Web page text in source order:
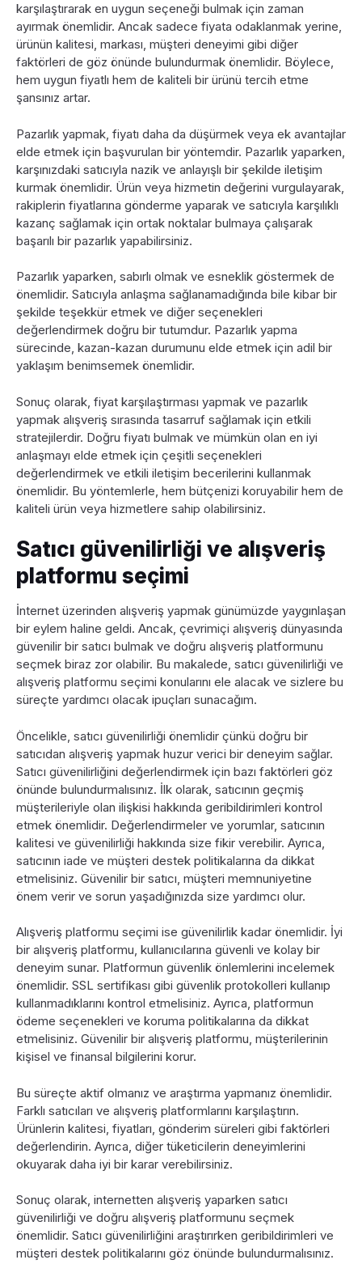
karşılaştırarak en uygun seçeneği bulmak için zaman
ayırmak önemlidir. Ancak sadece fiyata odaklanmak yerine,
ürünün kalitesi, markası, müşteri deneyimi gibi diğer
faktörleri de göz önünde bulundurmak önemlidir. Böylece,
hem uygun fiyatlı hem de kaliteli bir ürünü tercih etme
şansınız artar.
Pazarlık yapmak, fiyatı daha da düşürmek veya ek avantajlar
elde etmek için başvurulan bir yöntemdir. Pazarlık yaparken,
karşınızdaki satıcıyla nazik ve anlayışlı bir şekilde iletişim
kurmak önemlidir. Ürün veya hizmetin değerini vurgulayarak,
rakiplerin fiyatlarına gönderme yaparak ve satıcıyla karşılıklı
kazanç sağlamak için ortak noktalar bulmaya çalışarak
başarılı bir pazarlık yapabilirsiniz.
Pazarlık yaparken, sabırlı olmak ve esneklik göstermek de
önemlidir. Satıcıyla anlaşma sağlanamadığında bile kibar bir
şekilde teşekkür etmek ve diğer seçenekleri
değerlendirmek doğru bir tutumdur. Pazarlık yapma
sürecinde, kazan-kazan durumunu elde etmek için adil bir
yaklaşım benimsemek önemlidir.
Sonuç olarak, fiyat karşılaştırması yapmak ve pazarlık
yapmak alışveriş sırasında tasarruf sağlamak için etkili
stratejilerdir. Doğru fiyatı bulmak ve mümkün olan en iyi
anlaşmayı elde etmek için çeşitli seçenekleri
değerlendirmek ve etkili iletişim becerilerini kullanmak
önemlidir. Bu yöntemlerle, hem bütçenizi koruyabilir hem de
kaliteli ürün veya hizmetlere sahip olabilirsiniz.
Satıcı güvenilirliği ve alışveriş
platformu seçimi
İnternet üzerinden alışveriş yapmak günümüzde yaygınlaşan
bir eylem haline geldi. Ancak, çevrimiçi alışveriş dünyasında
güvenilir bir satıcı bulmak ve doğru alışveriş platformunu
seçmek biraz zor olabilir. Bu makalede, satıcı güvenilirliği ve
alışveriş platformu seçimi konularını ele alacak ve sizlere bu
süreçte yardımcı olacak ipuçları sunacağım.
Öncelikle, satıcı güvenilirliği önemlidir çünkü doğru bir
satıcıdan alışveriş yapmak huzur verici bir deneyim sağlar.
Satıcı güvenilirliğini değerlendirmek için bazı faktörleri göz
önünde bulundurmalısınız. İlk olarak, satıcının geçmiş
müşterileriyle olan ilişkisi hakkında geribildirimleri kontrol
etmek önemlidir. Değerlendirmeler ve yorumlar, satıcının
kalitesi ve güvenilirliği hakkında size fikir verebilir. Ayrıca,
satıcının iade ve müşteri destek politikalarına da dikkat
etmelisiniz. Güvenilir bir satıcı, müşteri memnuniyetine
önem verir ve sorun yaşadığınızda size yardımcı olur.
Alışveriş platformu seçimi ise güvenilirlik kadar önemlidir. İyi
bir alışveriş platformu, kullanıcılarına güvenli ve kolay bir
deneyim sunar. Platformun güvenlik önlemlerini incelemek
önemlidir. SSL sertifikası gibi güvenlik protokolleri kullanıp
kullanmadıklarını kontrol etmelisiniz. Ayrıca, platformun
ödeme seçenekleri ve koruma politikalarına da dikkat
etmelisiniz. Güvenilir bir alışveriş platformu, müşterilerinin
kişisel ve finansal bilgilerini korur.
Bu süreçte aktif olmanız ve araştırma yapmanız önemlidir.
Farklı satıcıları ve alışveriş platformlarını karşılaştırın.
Ürünlerin kalitesi, fiyatları, gönderim süreleri gibi faktörleri
değerlendirin. Ayrıca, diğer tüketicilerin deneyimlerini
okuyarak daha iyi bir karar verebilirsiniz.
Sonuç olarak, internetten alışveriş yaparken satıcı
güvenilirliği ve doğru alışveriş platformunu seçmek
önemlidir. Satıcı güvenilirliğini araştırırken geribildirimleri ve
müşteri destek politikalarını göz önünde bulundurmalısınız.